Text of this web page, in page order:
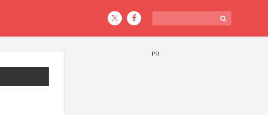
PR